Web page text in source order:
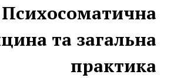
меню
сайту
Психосоматична
та загальна
практика